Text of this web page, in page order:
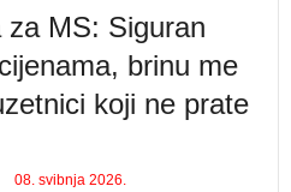
MS: Siguran
brinu me
koji ne prate
08. svibnja 2026.